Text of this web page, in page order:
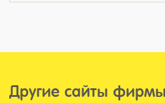
Другие сайты